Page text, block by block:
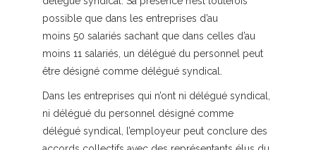
possible que dans les entreprises d’au
moins 50 salariés sachant que dans celles d’au
moins 11 salariés, un délégué du personnel peut
être désigné comme délégué syndical.
Dans les entreprises qui n’ont ni délégué syndical,
ni délégué du personnel désigné comme
délégué syndical, l’employeur peut conclure des